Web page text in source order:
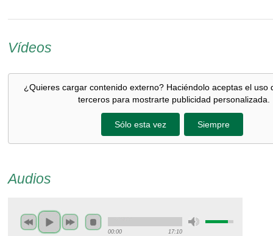
Vídeos
¿Quieres cargar contenido externo? Haciéndolo aceptas el uso
terceros para mostrarte publicidad personalizada.
Sólo esta vez Siempre
Audios
00:00 17:10